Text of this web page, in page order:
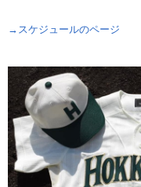
→スケジュールのページ